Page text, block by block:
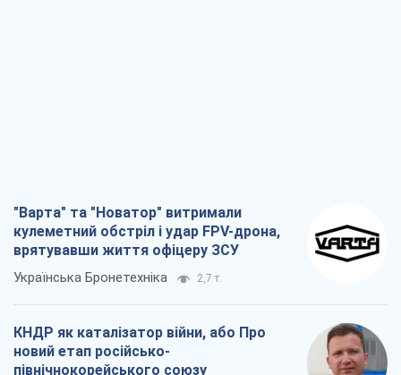
"Варта" та "Новатор" витримали
кулеметний обстріл і удар FPV-дрона,
врятувавши життя офіцеру ЗСУ
Українська Бронетехніка 2,7 т.
КНДР як каталізатор війни, або Про
новий етап російсько-
північнокорейського союзу